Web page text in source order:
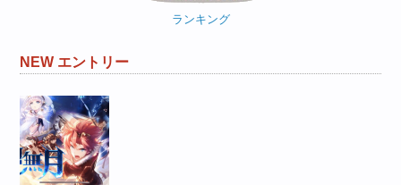
ランキング
NEW エントリー